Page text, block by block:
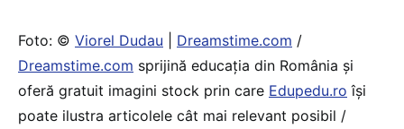
Foto: © Viorel Dudau Dreamstime.com /
Dreamstime.com sprijină educaţia din România şi
oferă gratuit imagini stock prin care Edupedu.ro îşi
poate ilustra articolele cât mai relevant posibil /